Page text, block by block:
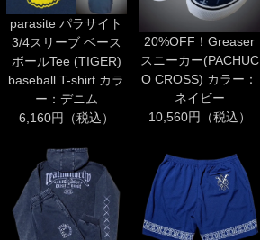
parasite パラサイト
3/4スリーブ ベース
ボールTee (TIGER)
baseball T-shirt カラ
ー：デニム
6,160円（税込）
20%OFF！Greaser
スニーカー(PACHUC
O CROSS) カラー：
ネイビー
10,560円（税込）